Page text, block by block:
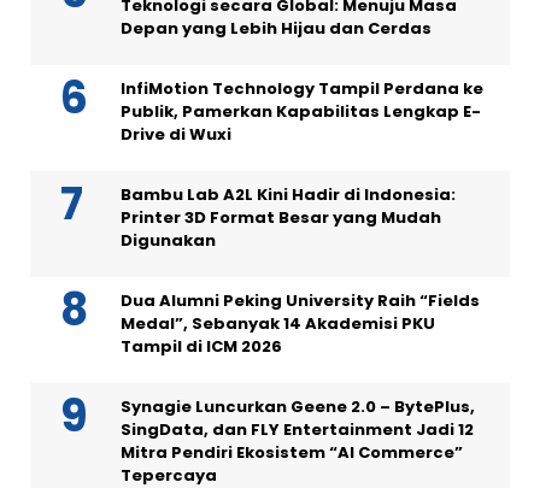
Teknologi secara Global: Menuju Masa
Depan yang Lebih Hijau dan Cerdas
InfiMotion Technology Tampil Perdana ke
Publik, Pamerkan Kapabilitas Lengkap E-
Drive di Wuxi
Bambu Lab A2L Kini Hadir di Indonesia:
Printer 3D Format Besar yang Mudah
Digunakan
Dua Alumni Peking University Raih “Fields
Medal”, Sebanyak 14 Akademisi PKU
Tampil di ICM 2026
Synagie Luncurkan Geene 2.0 – BytePlus,
SingData, dan FLY Entertainment Jadi 12
Mitra Pendiri Ekosistem “AI Commerce”
Tepercaya